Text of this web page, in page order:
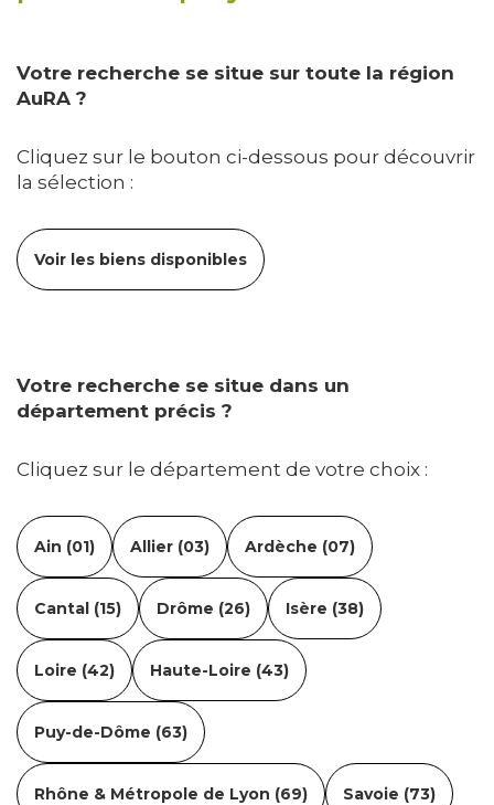
Votre recherche se situe sur toute la région
AuRA ?
Cliquez sur le bouton ci-dessous pour découvrir
la sélection :
Voir les biens disponibles
Votre recherche se situe dans un
département précis ?
Cliquez sur le département de votre choix :
Ain (01) Allier (03) Ardèche (07)
Cantal (15) Drôme (26) Isère (38)
Loire (42) Haute-Loire (43)
Puy-de-Dôme (63)
Rhône & Métropole de Lyon (69) Savoie (73)